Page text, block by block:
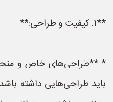
**1. کیفیت و طراحی:**
* **طراحی‌های خاص و
باید طراحی‌هایی داشته